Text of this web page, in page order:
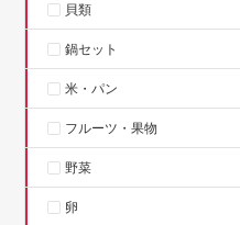
貝類
鍋セット
米・パン
フルーツ・果物
野菜
卵